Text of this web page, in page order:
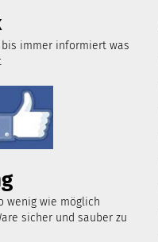
bis immer informiert was
wenig wie möglich
sicher und sauber zu